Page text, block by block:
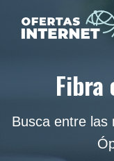
Fibra
Busca entre las